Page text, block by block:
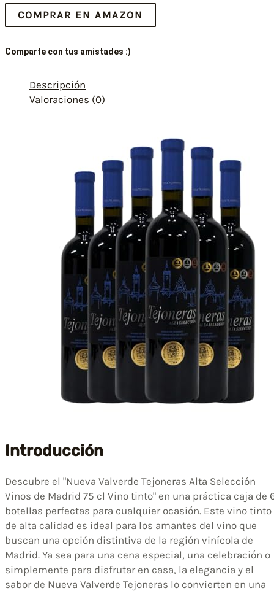
COMPRAR EN AMAZON
Comparte con tus amistades :)
Descripción
Valoraciones (0)
Introducción
Descubre el "Nueva Valverde Tejoneras Alta Selección
Vinos de Madrid 75 cl Vino tinto" en una práctica caja de
botellas perfectas para cualquier ocasión. Este vino tinto
de alta calidad es ideal para los amantes del vino que
buscan una opción distintiva de la región vinícola de
Madrid. Ya sea para una cena especial, una celebración o
simplemente para disfrutar en casa, la elegancia y el
sabor de Nueva Valverde Tejoneras lo convierten en una